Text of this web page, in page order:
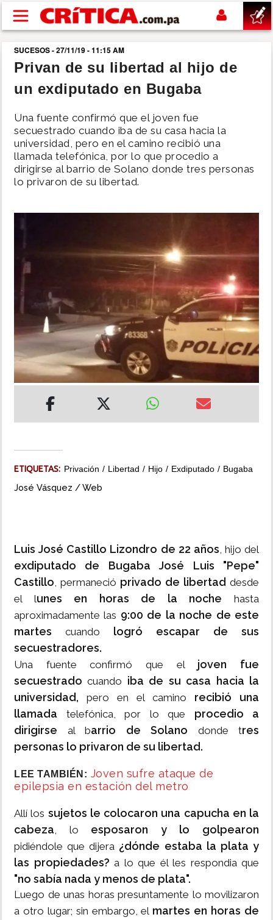
Pasar al contenido principal
buscar
SUCESOS
NACIONAL
POLÍTICA
MUNDO
INSÓLITAS
MULTIMEDIA
IMPRESO
SUCESOS - 27/11/19 - 11:15 AM
Privan de su libertad al hijo de
un exdiputado en Bugaba
Una fuente confirmó que el joven fue
secuestrado cuando iba de su casa hacia la
universidad, pero en el camino recibió una
llamada telefónica, por lo que procedio a
dirigirse al barrio de Solano donde tres personas
lo privaron de su libertad.
ETIQUETAS: Privación Libertad Hijo Exdiputado Bugaba
José Vásquez / Web
Luis José Castillo Lizondro de 22 años, hijo del
exdiputado de Bugaba José Luis "Pepe"
Castillo, permaneció privado de libertad desde
el lunes en horas de la nochehasta
aproximadamente las 9:00 de la noche de este
martes cuando logró escapar de sus
secuestradores.
Una fuente confirmó que el joven fue
secuestradocuando iba de su casa hacia la
universidad, pero en el camino recibió una
llamada telefónica, por lo que procedio a
dirigirse al barrio de Solano donde tres
personas lo privaron de su libertad.
LEE TAMBIÉN: Joven sufre ataque de
epilepsia en estación del metro
Allí los sujetos le colocaron una capucha en la
cabeza, lo esposaron y lo golpearon
pidiéndole que dijera ¿dónde estaba la plata y
las propiedades? a lo que él les respondia que
"no sabía nada y menos de plata".
Luego de unas horas presuntamente lo movilizaron
a otro lugar; sin embargo, el martes en horas de